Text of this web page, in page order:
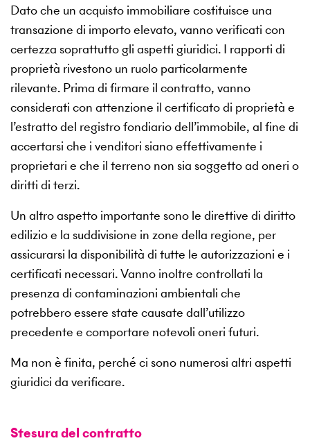
Dato che un acquisto immobiliare costituisce una
transazione di importo elevato, vanno verificati con
certezza soprattutto gli aspetti giuridici. I rapporti di
proprietà rivestono un ruolo particolarmente
rilevante. Prima di firmare il contratto, vanno
considerati con attenzione il certificato di proprietà e
l’estratto del registro fondiario dell’immobile, al fine di
accertarsi che i venditori siano effettivamente i
proprietari e che il terreno non sia soggetto ad oneri o
diritti di terzi.
Un altro aspetto importante sono le direttive di diritto
edilizio e la suddivisione in zone della regione, per
assicurarsi la disponibilità di tutte le autorizzazioni e i
certificati necessari. Vanno inoltre controllati la
presenza di contaminazioni ambientali che
potrebbero essere state causate dall’utilizzo
precedente e comportare notevoli oneri futuri.
Ma non è finita, perché ci sono numerosi altri aspetti
giuridici da verificare.
Stesura del contratto